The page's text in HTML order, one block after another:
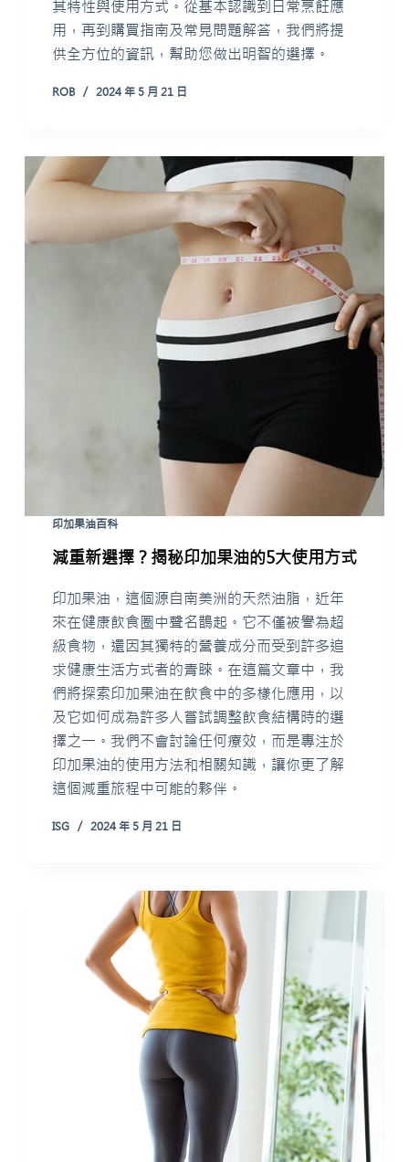
其特性與使用方式。從基本認識到日常烹飪應
用，再到購買指南及常見問題解答，我們將提
供全方位的資訊，幫助您做出明智的選擇。
ROB 2024 年 5 月 21 日
印加果油百科
減重新選擇？揭秘印加果油的5大使用方式
印加果油，這個源自南美洲的天然油脂，近年
來在健康飲食圈中聲名鵲起。它不僅被譽為超
級食物，還因其獨特的營養成分而受到許多追
求健康生活方式者的青睞。在這篇文章中，我
們將探索印加果油在飲食中的多樣化應用，以
及它如何成為許多人嘗試調整飲食結構時的選
擇之一。我們不會討論任何療效，而是專注於
印加果油的使用方法和相關知識，讓你更了解
這個減重旅程中可能的夥伴。
ISG 2024 年 5 月 21 日